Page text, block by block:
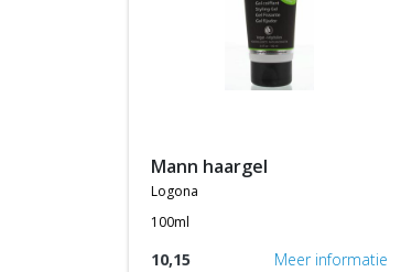
mann haargel
logona
100ml
10,15 Meer informatie